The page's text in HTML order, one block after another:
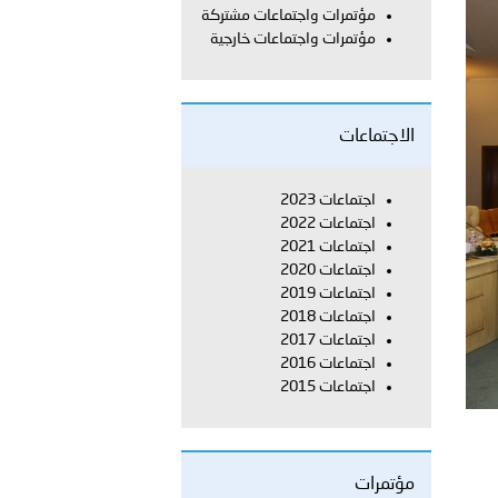
تحذر من زيادة عدد الركاب في المركبات حفاظًا على سلامة
تطلع وفد الشرطة الإيطالية على منظومتي التأهيل الشرطي
تنظم حملة للتبرع بالدم في منطقة الظفرة تعزيزا للمسؤولية
الأميريين معالي النائب الأول لرئيس مجلس الوزراء
العام..
مؤتمرات واجتماعات مشتركة
مؤتمرات واجتماعات خارجية
الاجتماعات
اجتماعات 2023
اجتماعات 2022
اجتماعات 2021
اجتماعات 2020
اجتماعات 2019
اجتماعات 2018
اجتماعات 2017
اجتماعات 2016
اجتماعات 2015
مؤتمرات